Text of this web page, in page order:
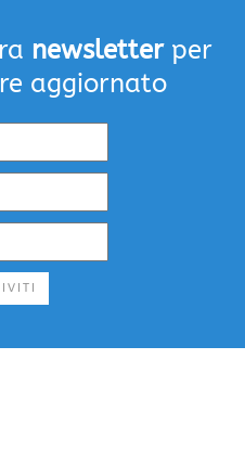
newsletterper
aggiornato